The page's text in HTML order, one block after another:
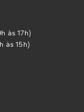
às 17h)
às 15h)